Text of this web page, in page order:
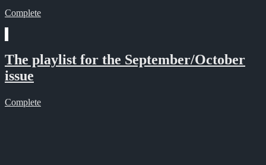
Complete
The playlist for the September/October
issue
Complete